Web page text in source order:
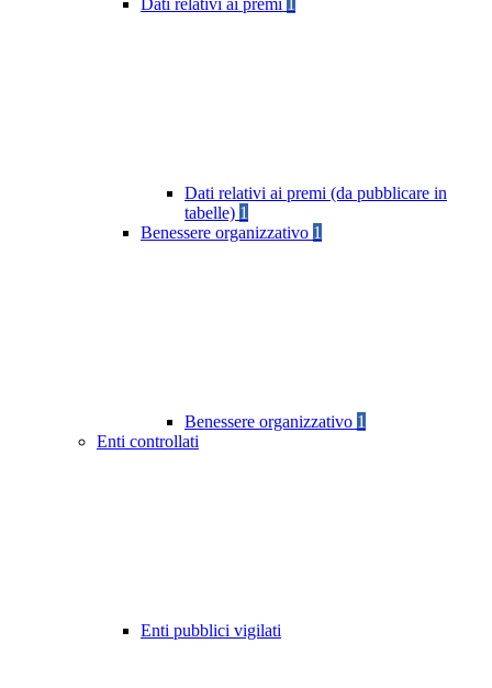
Dati relativi ai premi
Dati relativi ai premi (da pubblicare in
tabelle) 1
Benessere organizzativo 1
Benessere organizzativo 1
Enti controllati
Enti pubblici vigilati